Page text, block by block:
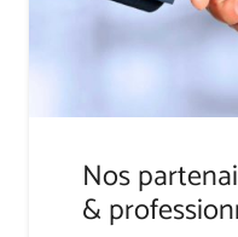
Nos
&